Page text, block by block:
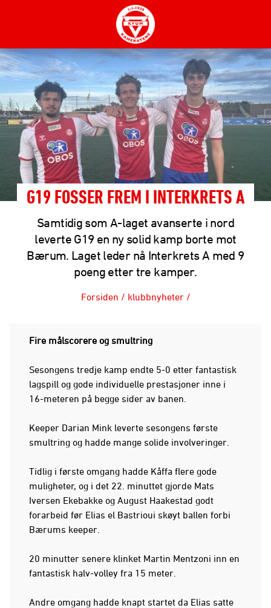
G19 FOSSER FREM I INTERKRETS A
Samtidig som A-laget avanserte i nord
leverte G19 en ny solid kamp borte mot
Bærum. Laget leder nå Interkrets A med 9
poeng etter tre kamper.
Forsiden / klubbnyheter /
Fire målscorere og smultring
Sesongens tredje kamp endte 5-0 etter fantastisk
lagspill og gode individuelle prestasjoner inne i
16-meteren på begge sider av banen.
Keeper Darian Mink leverte sesongens første
smultring og hadde mange solide involveringer.
Tidlig i første omgang hadde Kåffa flere gode
muligheter, og i det 22. minuttet gjorde Mats
Iversen Ekebakke og August Haakestad godt
forarbeid før Elias el Bastrioui skøyt ballen forbi
Bærums keeper.
20 minutter senere klinket Martin Mentzoni inn en
fantastisk halv-volley fra 15 meter.
Andre omgang hadde knapt startet da Elias satte